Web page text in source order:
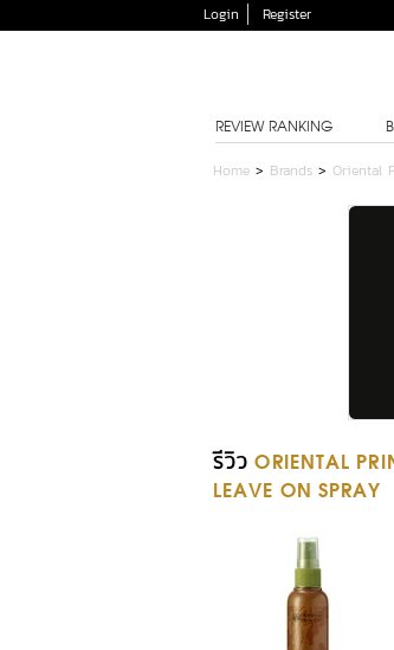
Login Register
REVIEW RANKING
Home > Brands > Oriental
รีวิว ORIENTAL
LEAVE ON SPRAY